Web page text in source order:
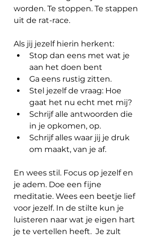
worden. Te stoppen. Te stappen
uit de rat-race.
Als jij jezelf hierin herkent:
Stop dan eens met wat je
aan het doen bent
Ga eens rustig zitten.
Stel jezelf de vraag: Hoe
gaat het nu echt met mij?
Schrijf alle antwoorden die
in je opkomen, op.
Schrijf alles waar jij je druk
om maakt, van je af.
En wees stil. Focus op jezelf en
je adem. Doe een fijne
meditatie. Wees een beetje lief
voor jezelf. In de stilte kun je
luisteren naar wat je eigen hart
je te vertellen heeft.  Je zult